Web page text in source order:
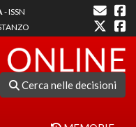
- ISSN
Cerca nelle decisioni